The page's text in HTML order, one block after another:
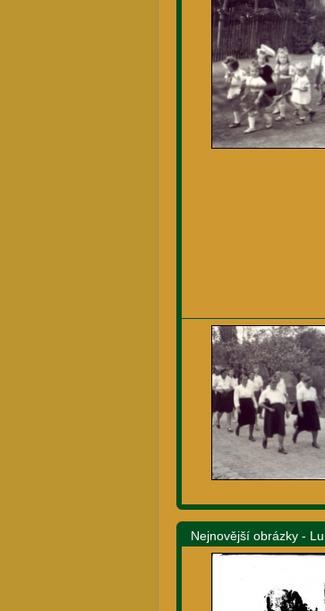
Nejnovější obrázky -